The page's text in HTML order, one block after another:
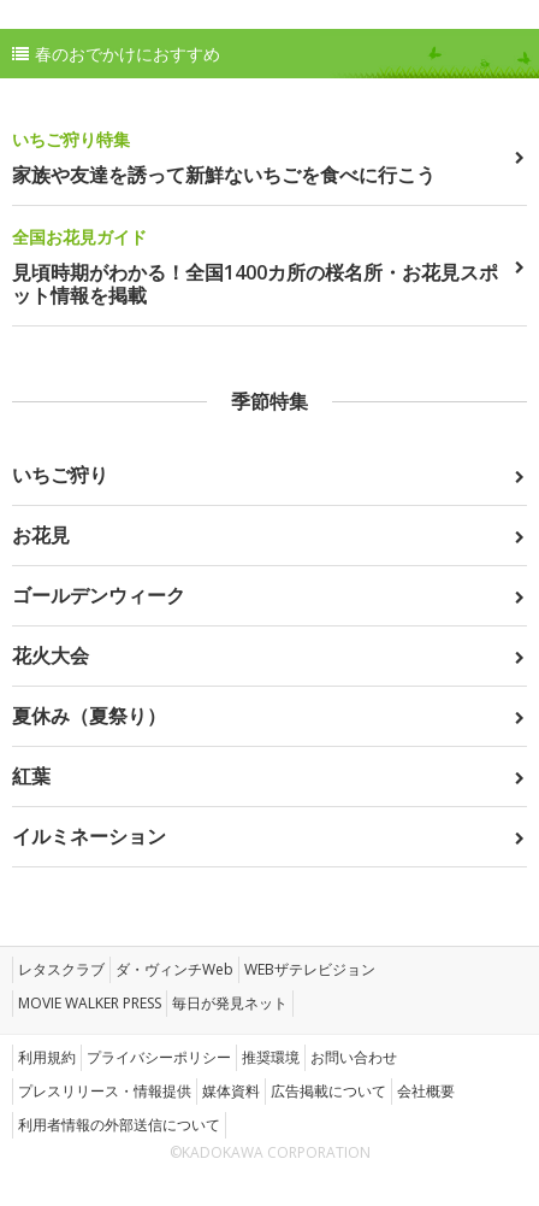
春のおでかけにおすすめ
いちご狩り特集
家族や友達を誘って新鮮ないちごを食べに行こう
全国お花見ガイド
見頃時期がわかる！全国1400カ所の桜名所・お花見スポ
ット情報を掲載
季節特集
いちご狩り
お花見
ゴールデンウィーク
花火大会
夏休み（夏祭り）
紅葉
イルミネーション
レタスクラブ ダ・ヴィンチWeb WEBザテレビジョン
MOVIE WALKER PRESS 毎日が発見ネット
利用規約 プライバシーポリシー 推奨環境 お問い合わせ
プレスリリース・情報提供 媒体資料 広告掲載について 会社概要
利用者情報の外部送信について
©KADOKAWA CORPORATION